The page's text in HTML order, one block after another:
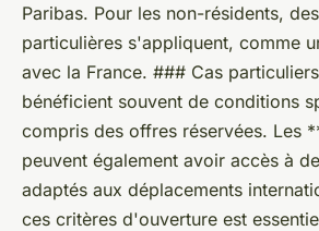
Paribas. Pour les non-résidents,
particulières s'appliquent, comme
avec la France. ### Cas
bénéficient souvent de conditions
compris des offres réservées. Les
peuvent également avoir accès à
adaptés aux déplacements
ces critères d'ouverture est